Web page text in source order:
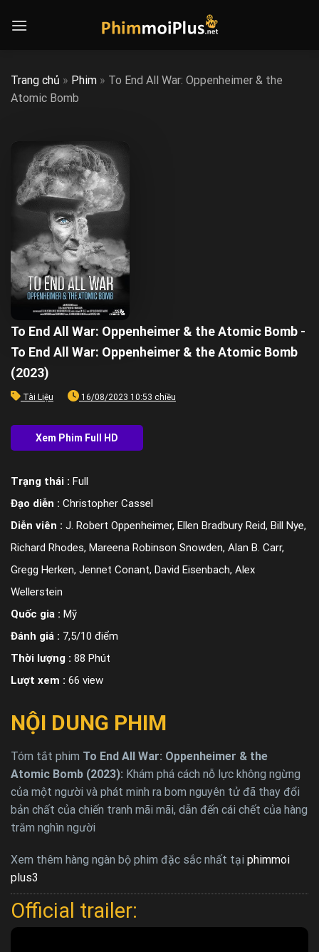
Trang chủ » Phim » To End All War: Oppenheimer & the
Atomic Bomb
To End All War: Oppenheimer & the Atomic Bomb -
To End All War: Oppenheimer & the Atomic Bomb
(2023)
Tài Liệu 16/08/2023 10:53 chiều
Trạng thái : Full
Đạo diễn : Christopher Cassel
Diễn viên : J. Robert Oppenheimer, Ellen Bradbury Reid, Bill Nye,
Richard Rhodes, Mareena Robinson Snowden, Alan B. Carr,
Gregg Herken, Jennet Conant, David Eisenbach, Alex
Wellerstein
Quốc gia : Mỹ
Đánh giá : 7,5/10 điểm
Thời lượng : 88 Phút
Lượt xem : 66 view
NỘI DUNG PHIM
Tóm tắt phim To End All War: Oppenheimer & the
Atomic Bomb (2023): Khám phá cách nỗ lực không ngừng
của một người và phát minh ra bom nguyên tử đã thay đổi
bản chất của chiến tranh mãi mãi, dẫn đến cái chết của hàng
trăm nghìn người
Xem thêm hàng ngàn bộ phim đặc sắc nhất tại phimmoi
plus3
Official trailer: